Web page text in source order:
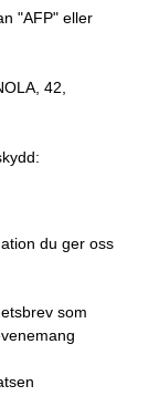
"AFP" eller
42,
du ger oss
som